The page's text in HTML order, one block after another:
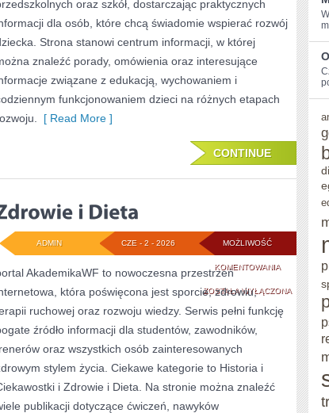
oraz szkół, dostarczając praktycznych
dla osób, które chcą świadomie wspierać rozwój
Strona stanowi centrum informacji, w której
znaleźć porady, omówienia oraz interesujące
związane z edukacją, wychowaniem i
funkcjonowaniem dzieci na różnych etapach
[ Read More ]
CONTINUE
MOŻLIWOŚĆ
KOMENTOWANIAZDROWIE
I
DIETA
ZOSTAŁA WYŁĄCZONA
CZE - 2 - 2026
ADMIN
AkademikaWF to nowoczesna przestrzeń
która poświęcona jest sporcie, zdrowiu,
ruchowej oraz rozwoju wiedzy. Serwis pełni funkcję
źródło informacji dla studentów, zawodników,
oraz wszystkich osób zainteresowanych
stylem życia. Ciekawe kategorie to Historia i
i Zdrowie i Dieta. Na stronie można znaleźć
publikacji dotyczące ćwiczeń, nawyków